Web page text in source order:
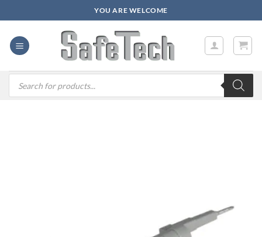
Inhalt
springen
YOU ARE WELCOME
Products
search